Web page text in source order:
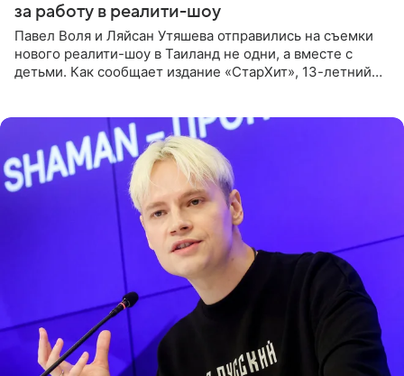
за работу в реалити-шоу
Павел Воля и Ляйсан Утяшева отправились на съемки
нового реалити-шоу в Таиланд не одни, а вместе с
детьми. Как сообщает издание «СтарХит», 13-летний